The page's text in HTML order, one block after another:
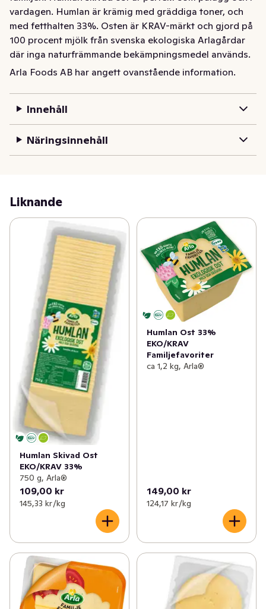
vardagen. Humlan är krämig med gräddiga toner, och
med fetthalten 33%. Osten är KRAV-märkt och gjord på
100 procent mjölk från svenska ekologiska Arlagårdar
där inga naturfrämmande bekämpningsmedel används.
Därför är vår ekologiska Humlan skivad ost ett bra val
Arla Foods AB har angett ovanstående information.
Innehåll
Näringsinnehåll
Liknande
Humlan Skivad Ost
EKO/KRAV 33%
750 g, Arla®
109,00 kr
145,33 kr /kg
Humlan Ost 33%
EKO/KRAV
Familjefavoriter
ca 1,2 kg, Arla®
149,00 kr
124,17 kr /kg